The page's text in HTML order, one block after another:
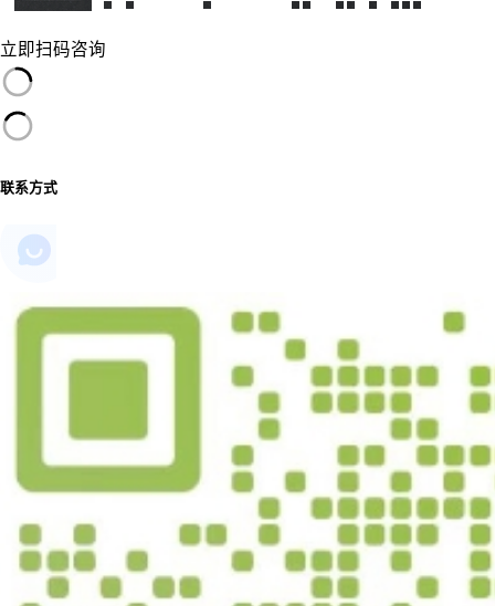
立即扫码咨询
联系方式